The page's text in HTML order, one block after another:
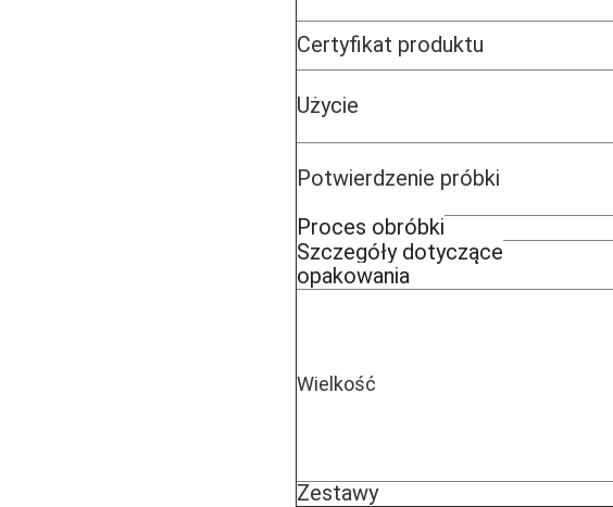
Certyfikat produktu
Użycie
Potwierdzenie próbki
Proces obróbki
Szczegóły dotyczące
opakowania
Wielkość
Zestawy